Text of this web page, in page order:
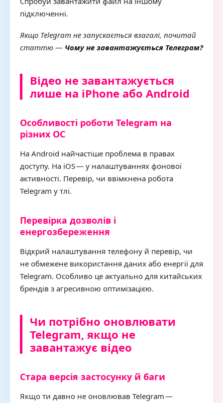
підключенні.
Якщо Telegram не запускається взагалі, почитай
статтю — Чому не завантажується Телеграм?
Відео не завантажується
лише на iPhone або Android
Особливості роботи Telegram на
різних ОС
На Android найчастіше проблема в правах
доступу. На iOS — у налаштуваннях фонової
активності. Перевір, чи ввімкнена робота
Telegram у тлі.
Перевірка дозволів і
енергозбереження
Відкрий налаштування телефону й перевір, чи
не обмежене використання даних або енергії для
Telegram. Особливо це актуально для китайських
брендів з агресивною оптимізацією.
Чи потрібно оновлювати
Telegram, якщо не
завантажує відео
Стара версія застосунку й баги
Якщо ти давно не оновлював Telegram —